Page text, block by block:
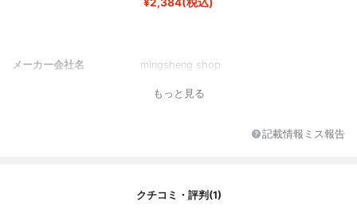
メーカー会社名 mingsheng shop
もっと見る
記載情報ミス報告
クチコミ・評判(1)